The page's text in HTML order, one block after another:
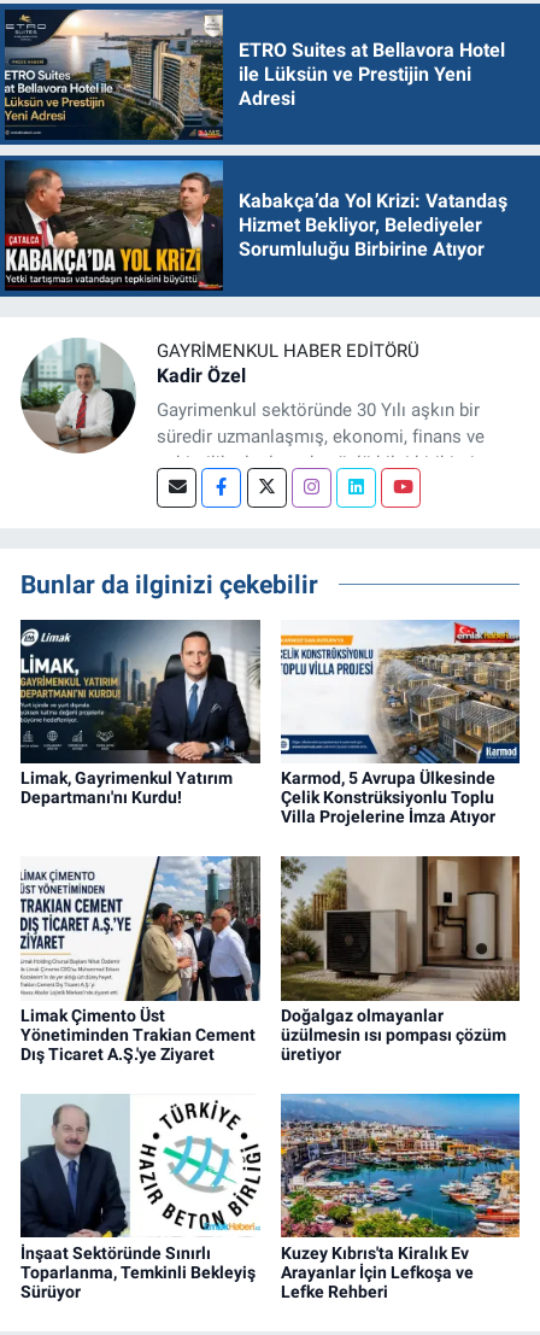
ETRO Suites at Bellavora Hotel
ile Lüksün ve Prestijin Yeni
Adresi
Kabakça’da Yol Krizi: Vatandaş
Hizmet Bekliyor, Belediyeler
Sorumluluğu Birbirine Atıyor
GAYRIMENKUL HABER EDITÖRÜ
Kadir Özel
Gayrimenkul sektöründe 30 Yılı aşkın bir
süredir uzmanlaşmış, ekonomi, finans ve
şehircilik alanlarında güçlü bilgi birikimine
sahip, dijital medya odaklı deneyimli bir
projeleri üzerine haber, analiz ve özel
dosyalar hazırlama konusunda yetkinim.
Bunlar da ilginizi çekebilir
Limak, Gayrimenkul Yatırım
Departmanı'nı Kurdu!
Karmod, 5 Avrupa Ülkesinde
Çelik Konstrüksiyonlu Toplu
Villa Projelerine İmza Atıyor
Limak Çimento Üst
Yönetiminden Trakian Cement
Dış Ticaret A.Ş.'ye Ziyaret
Doğalgaz olmayanlar
üzülmesin ısı pompası çözüm
üretiyor
İnşaat Sektöründe Sınırlı
Toparlanma, Temkinli Bekleyiş
Sürüyor
Kuzey Kıbrıs'ta Kiralık Ev
Arayanlar İçin Lefkoşa ve
Lefke Rehberi